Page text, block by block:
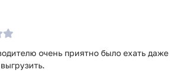
очень приятно было ехать даже